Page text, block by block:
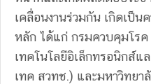
เคลื่อนงานร่วมกัน เกิดเป็น
หลัก ได้แก่ กรมควบคุมโร
เทคโนโลยีอิเล็กทรอนิกส์แ
เทค สวทช.) และมหาวิทยา